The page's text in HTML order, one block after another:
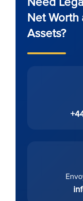
Net Worth
Assets?